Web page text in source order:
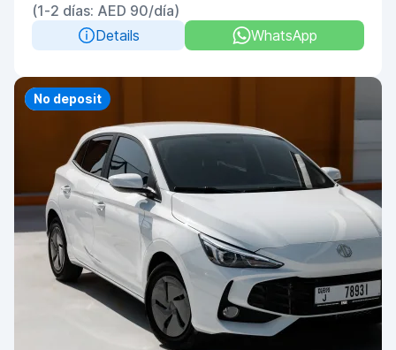
(1-2 días: AED 90/día)
Details
WhatsApp
Priority
No deposit